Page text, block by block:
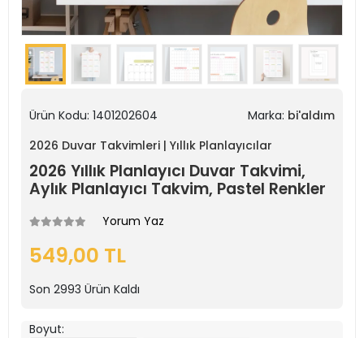
Ürün Kodu: 1401202604 Marka: bi'aldım
2026 Duvar Takvimleri | Yıllık Planlayıcılar
2026 Yıllık Planlayıcı Duvar Takvimi,
Aylık Planlayıcı Takvim, Pastel Renkler
Yorum Yaz
549,00 TL
Son 2993 Ürün Kaldı
Boyut: